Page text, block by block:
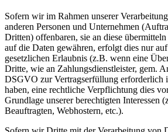
Sofern wir im Rahmen unserer
anderen Personen und Unternehmen
Dritten) offenbaren, sie an diese
auf die Daten gewähren, erfolgt dies nur
gesetzlichen Erlaubnis (z.B. wenn eine
Dritte, wie an Zahlungsdienstleister, gem.
DSGVO zur Vertragserfüllung erforderlich
haben, eine rechtliche Verpflichtung dies
Grundlage unserer berechtigten Interessen
Beauftragten, Webhostern, etc.).